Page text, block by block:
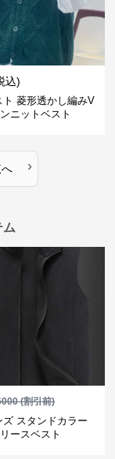
込)
ト 菱形透かし編みV
ニットベスト
›
ム
(割引前)
スタンドカラー
ースベスト